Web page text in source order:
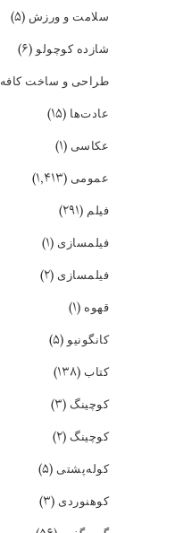
سلامت و ورزش (۵)
شازده کوچولو (۶)
طراحی و ساخت کافه
عادت‌ها (۱۵)
عکاسی (۱)
عمومی (۱,۴۱۳)
فیلم (۲۹۱)
فیلمسازی (۱)
فیلمسازی (۲)
قهوه (۱)
کانگونیو (۵)
کتاب (۱۳۸)
کوچینگ (۳)
کوچینگ (۲)
کوله‌پشتی (۵)
کوهنوردی (۳)